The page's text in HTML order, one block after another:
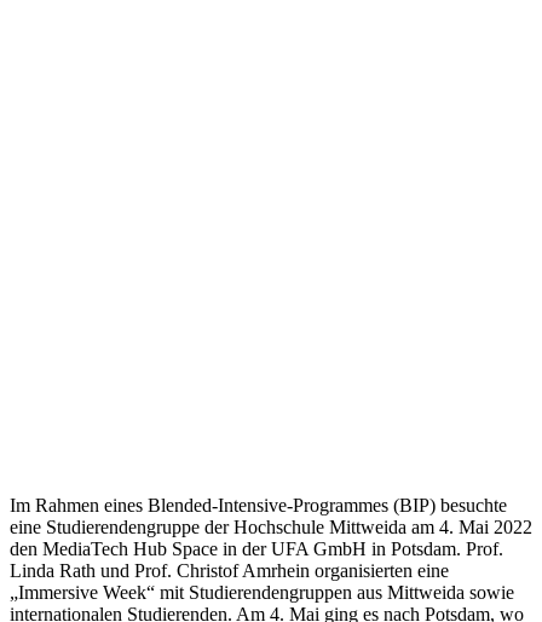
Im Rahmen eines Blended-Intensive-Programmes (BIP) besuchte
eine Studierendengruppe der Hochschule Mittweida am 4. Mai 2022
den MediaTech Hub Space in der UFA GmbH in Potsdam. Prof.
Linda Rath und Prof. Christof Amrhein organisierten eine
„Immersive Week“ mit Studierendengruppen aus Mittweida sowie
internationalen Studierenden. Am 4. Mai ging es nach Potsdam, wo